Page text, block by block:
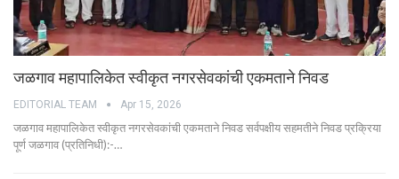
जळगाव महापालिकेत स्वीकृत नगरसेवकांची एकमताने निवड
EDITORIAL TEAM Apr 15, 2026
जळगाव महापालिकेत स्वीकृत नगरसेवकांची एकमताने निवड सर्वपक्षीय सहमतीने निवड प्रक्रिया
पूर्ण जळगाव (प्रतिनिधी):-…